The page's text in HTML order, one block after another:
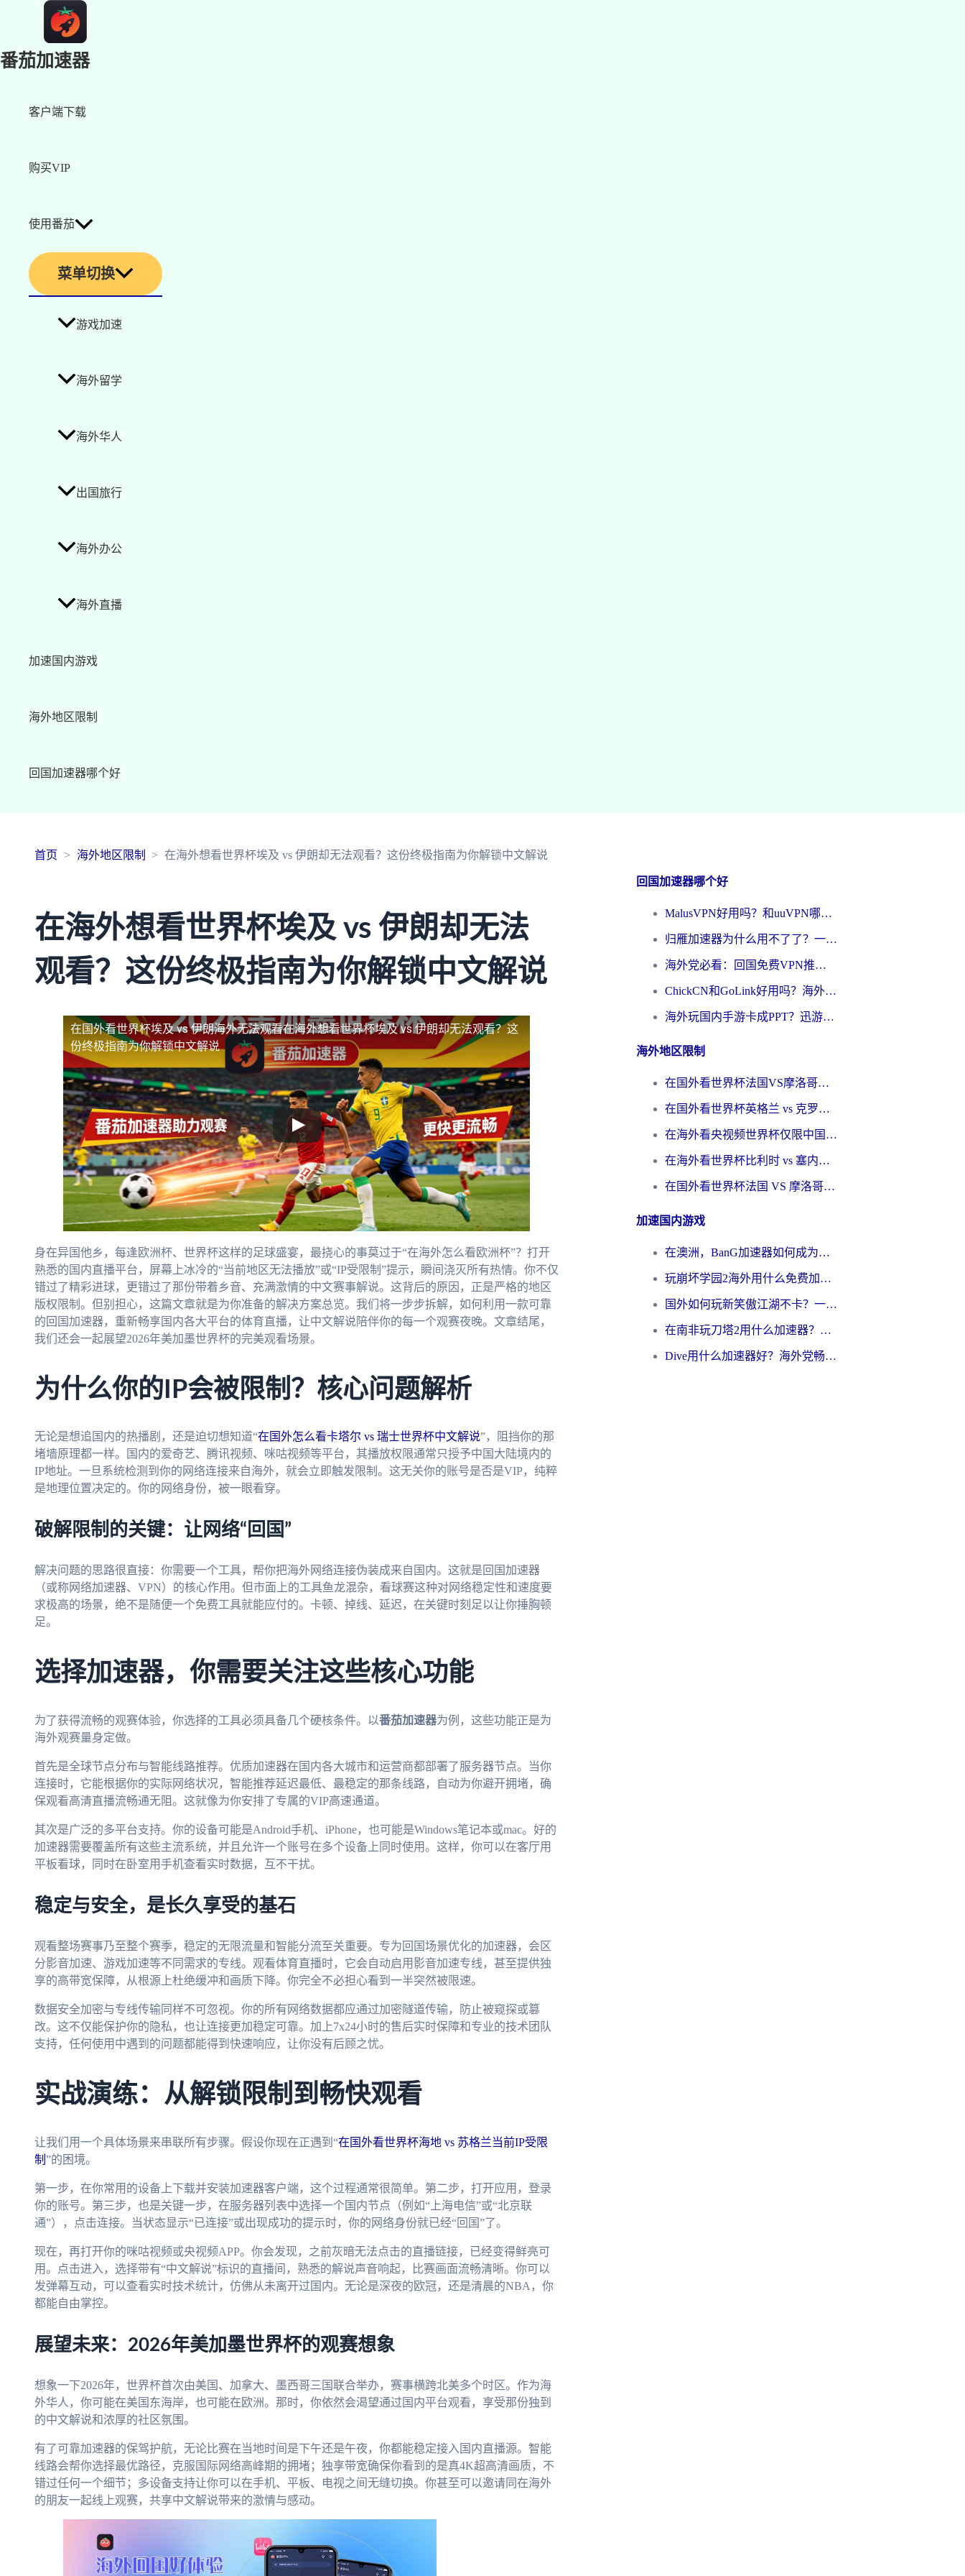
番茄加速器
客户端下载
购买VIP
使用番茄
菜单切换
游戏加速
海外留学
海外华人
出国旅行
海外办公
海外直播
加速国内游戏
海外地区限制
回国加速器哪个好
首页 海外地区限制 在海外想看世界杯埃及 vs 伊朗却无法观看？这份终极指南为你解锁中文解说
在海外想看世界杯埃及 vs 伊朗却无法
观看？这份终极指南为你解锁中文解说
在国外看世界杯埃及 vs 伊朗海外无法观看在海外想看世界杯埃及 vs 伊朗却无法观看？这
份终极指南为你解锁中文解说
身在异国他乡，每逢欧洲杯、世界杯这样的足球盛宴，最挠心的事莫过于“在海外怎么看欧洲杯”？打开
熟悉的国内直播平台，屏幕上冰冷的“当前地区无法播放”或“IP受限制”提示，瞬间浇灭所有热情。你不仅
错过了精彩进球，更错过了那份带着乡音、充满激情的中文赛事解说。这背后的原因，正是严格的地区
版权限制。但别担心，这篇文章就是为你准备的解决方案总览。我们将一步步拆解，如何利用一款可靠
的回国加速器，重新畅享国内各大平台的体育直播，让中文解说陪伴你的每一个观赛夜晚。文章结尾，
我们还会一起展望2026年美加墨世界杯的完美观看场景。
为什么你的IP会被限制？核心问题解析
无论是想追国内的热播剧，还是迫切想知道“在国外怎么看卡塔尔 vs 瑞士世界杯中文解说”，阻挡你的那
堵墙原理都一样。国内的爱奇艺、腾讯视频、咪咕视频等平台，其播放权限通常只授予中国大陆境内的
IP地址。一旦系统检测到你的网络连接来自海外，就会立即触发限制。这无关你的账号是否是VIP，纯粹
是地理位置决定的。你的网络身份，被一眼看穿。
破解限制的关键：让网络“回国”
解决问题的思路很直接：你需要一个工具，帮你把海外网络连接伪装成来自国内。这就是回国加速器
（或称网络加速器、VPN）的核心作用。但市面上的工具鱼龙混杂，看球赛这种对网络稳定性和速度要
求极高的场景，绝不是随便一个免费工具就能应付的。卡顿、掉线、延迟，在关键时刻足以让你捶胸顿
足。
选择加速器，你需要关注这些核心功能
为了获得流畅的观赛体验，你选择的工具必须具备几个硬核条件。以番茄加速器为例，这些功能正是为
海外观赛量身定做。
首先是全球节点分布与智能线路推荐。优质加速器在国内各大城市和运营商都部署了服务器节点。当你
连接时，它能根据你的实际网络状况，智能推荐延迟最低、最稳定的那条线路，自动为你避开拥堵，确
保观看高清直播流畅通无阻。这就像为你安排了专属的VIP高速通道。
其次是广泛的多平台支持。你的设备可能是Android手机、iPhone，也可能是Windows笔记本或mac。好的
加速器需要覆盖所有这些主流系统，并且允许一个账号在多个设备上同时使用。这样，你可以在客厅用
平板看球，同时在卧室用手机查看实时数据，互不干扰。
稳定与安全，是长久享受的基石
观看整场赛事乃至整个赛季，稳定的无限流量和智能分流至关重要。专为回国场景优化的加速器，会区
分影音加速、游戏加速等不同需求的专线。观看体育直播时，它会自动启用影音加速专线，甚至提供独
享的高带宽保障，从根源上杜绝缓冲和画质下降。你完全不必担心看到一半突然被限速。
数据安全加密与专线传输同样不可忽视。你的所有网络数据都应通过加密隧道传输，防止被窥探或篡
改。这不仅能保护你的隐私，也让连接更加稳定可靠。加上7x24小时的售后实时保障和专业的技术团队
支持，任何使用中遇到的问题都能得到快速响应，让你没有后顾之忧。
实战演练：从解锁限制到畅快观看
让我们用一个具体场景来串联所有步骤。假设你现在正遇到“在国外看世界杯海地 vs 苏格兰当前IP受限
制 ”的困境。
第一步，在你常用的设备上下载并安装加速器客户端，这个过程通常很简单。第二步，打开应用，登录
你的账号。第三步，也是关键一步，在服务器列表中选择一个国内节点（例如“上海电信”或“北京联
通”），点击连接。当状态显示“已连接”或出现成功的提示时，你的网络身份就已经“回国”了。
现在，再打开你的咪咕视频或央视频APP。你会发现，之前灰暗无法点击的直播链接，已经变得鲜亮可
用。点击进入，选择带有“中文解说”标识的直播间，熟悉的解说声音响起，比赛画面流畅清晰。你可以
发弹幕互动，可以查看实时技术统计，仿佛从未离开过国内。无论是深夜的欧冠，还是清晨的NBA，你
都能自由掌控。
展望未来：2026年美加墨世界杯的观赛想象
想象一下2026年，世界杯首次由美国、加拿大、墨西哥三国联合举办，赛事横跨北美多个时区。作为海
外华人，你可能在美国东海岸，也可能在欧洲。那时，你依然会渴望通过国内平台观看，享受那份独到
的中文解说和浓厚的社区氛围。
有了可靠加速器的保驾护航，无论比赛在当地时间是下午还是午夜，你都能稳定接入国内直播源。智能
线路会帮你选择最优路径，克服国际网络高峰期的拥堵；独享带宽确保你看到的是真4K超高清画质，不
错过任何一个细节；多设备支持让你可以在手机、平板、电视之间无缝切换。你甚至可以邀请同在海外
的朋友一起线上观赛，共享中文解说带来的激情与感动。
回国加速器哪个好
MalusVPN好用吗？和uuVPN哪个好？海外党无缝访问国内资源的真实对比与选择指南
归雁加速器为什么用不了了？一位海外游子的真实困惑与技术解答
海外党必看：回国免费VPN推荐？别踩坑！教你选对加速器无缝刷国内资源
ChickCN和GoLink好用吗？海外党如何选对回国加速器
海外玩国内手游卡成PPT？迅游和奇游手游哪个好？一篇讲透回国加速器怎么选
海外地区限制
在国外看世界杯法国VS摩洛哥地区限制？这篇指南让你流畅看中文解说无压力
在国外看世界杯英格兰 vs 克罗地亚当前地区不可播放？这篇指南帮你搞定所有海外观赛难题
在海外看央视频世界杯仅限中国大陆？这篇指南帮你解锁中文解说+无卡顿直播
在海外看世界杯比利时 vs 塞内加尔仅限中国大陆？我找到了最流畅的中文解说之路
在国外看世界杯法国 VS 摩洛哥仅限中国大陆？海外党这样看中文解说赛事不卡顿
加速国内游戏
在澳洲，BanG加速器如何成为你国服游戏的“时光机”？
玩崩坏学园2海外用什么免费加速器好？2026海外党亲测国服游戏加速指南
国外如何玩新笑傲江湖不卡？一份给海外游子的终极网络指南
在南非玩刀塔2用什么加速器？一份给海外游子的终极生存指南
Dive用什么加速器好？海外党畅玩国服游戏的终极避坑指南